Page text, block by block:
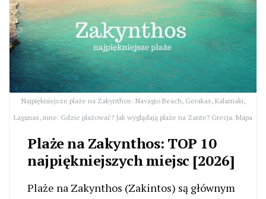
Najpiękniejsze plaże na Zakynthos: Navagio Beach, Gerakas, Kalamaki,
Laganas, inne. Gdzie plażować? Jak wyglądają plaże na Zante? Grecja. Mapa
Plaże na Zakynthos: TOP 10
najpiękniejszych miejsc [2026]
Plaże na Zakynthos (Zakintos) są głównym